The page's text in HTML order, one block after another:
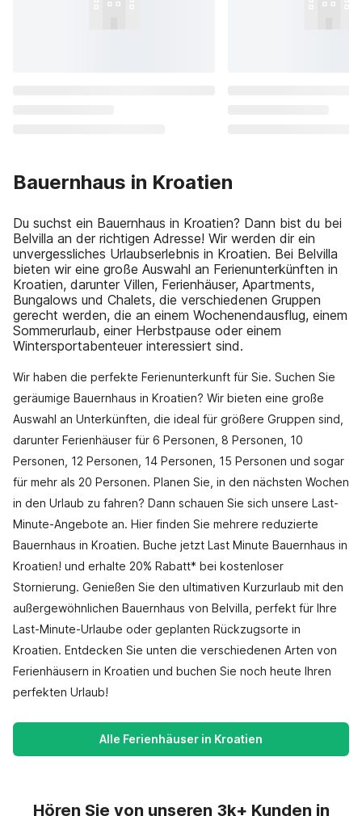
Bauernhaus in Kroatien
Du suchst ein Bauernhaus in Kroatien? Dann bist du bei
Belvilla an der richtigen Adresse! Wir werden dir ein
unvergessliches Urlaubserlebnis in Kroatien. Bei Belvilla
bieten wir eine große Auswahl an Ferienunterkünften in
Kroatien, darunter Villen, Ferienhäuser, Apartments,
Bungalows und Chalets, die verschiedenen Gruppen
gerecht werden, die an einem Wochenendausflug, einem
Sommerurlaub, einer Herbstpause oder einem
Wintersportabenteuer interessiert sind.
Wir haben die perfekte Ferienunterkunft für Sie. Suchen Sie
geräumige Bauernhaus in Kroatien? Wir bieten eine große
Auswahl an Unterkünften, die ideal für größere Gruppen sind,
darunter Ferienhäuser für 6 Personen, 8 Personen, 10
Personen, 12 Personen, 14 Personen, 15 Personen und sogar
für mehr als 20 Personen. Planen Sie, in den nächsten Wochen
in den Urlaub zu fahren? Dann schauen Sie sich unsere Last-
Minute-Angebote an. Hier finden Sie mehrere reduzierte
Bauernhaus in Kroatien. Buche jetzt Last Minute Bauernhaus in
Kroatien! und erhalte 20% Rabatt* bei kostenloser
Stornierung. Genießen Sie den ultimativen Kurzurlaub mit den
außergewöhnlichen Bauernhaus von Belvilla, perfekt für Ihre
Last-Minute-Urlaube oder geplanten Rückzugsorte in
Kroatien. Entdecken Sie unten die verschiedenen Arten von
Ferienhäusern in Kroatien und buchen Sie noch heute Ihren
perfekten Urlaub!
Alle Ferienhäuser in Kroatien
Hören Sie von unseren 3k+ Kunden in